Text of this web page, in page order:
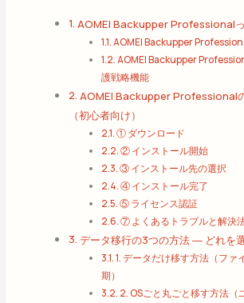
AOMEI Backupper Professional
AOMEI Backupper
AOMEI Backupper
護戦略機能
AOMEI Backupper Professional
（初心者向け）
① ダウンロード
② インストール開始
③ インストール先の選択
④ インストール完了
⑤ ライセンス認証
⑦ よくあるトラブルと解決
データ移行の3つの方法 ― どれを
1. データだけ移す方法（ファ
期）
2. OSごと丸ごと移す方法（